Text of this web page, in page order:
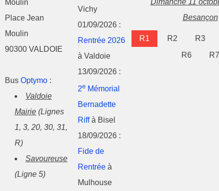
Moulin
Place Jean
Moulin
90300 VALDOIE
Bus Optymo :
Valdoie
Mairie (Lignes
1, 3, 20, 30, 31,
R)
Savoureuse
(Ligne 5)
Vichy
01/09/2026 :
Rentrée 2026
à Valdoie
13/09/2026 :
2e Mémorial
Bernadette
Riffà Bisel
18/09/2026 :
Fide de
Rentrée à
Mulhouse
Dimanche 11
Besançon
R1 R2
R3
R6
R7